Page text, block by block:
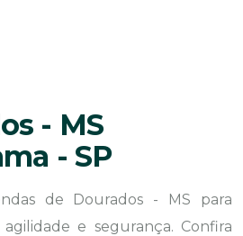
- MS
- SP
de Dourados - MS para
e segurança. Confira